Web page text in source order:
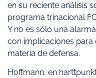
en su reciente análisis
programa trinacional
Y no es sólo una
con implicaciones
materia de defensa.
Hoffmann, en